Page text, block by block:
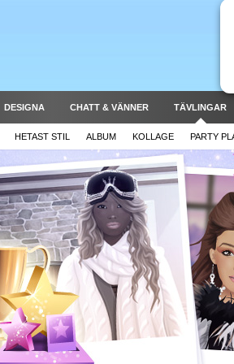
DESIGNA CHATT & VÄNNER TÄVLINGAR
HETAST STIL ALBUM KOLLAGE PARTY